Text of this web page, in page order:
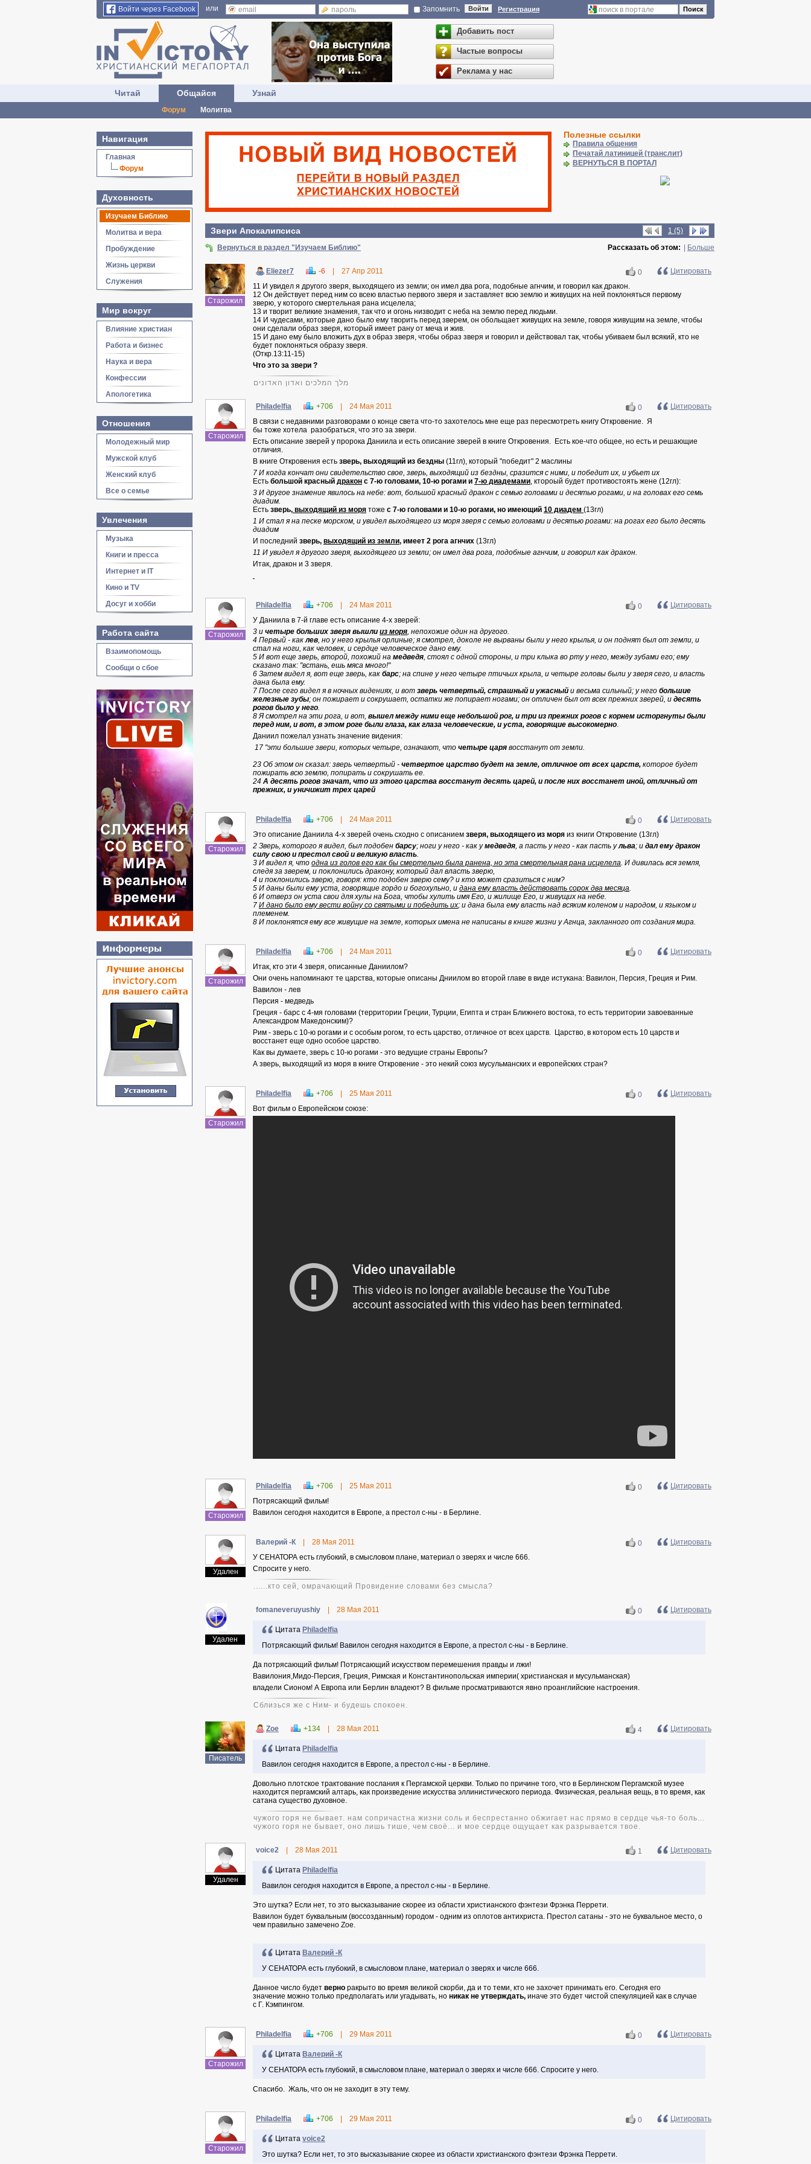
Войти через Facebook или Запомнить Войти Регистрация Поиск
Добавить пост
Частые вопросы
Реклама у нас
Читай Общайся
Форум Молитва
Узнай
Навигация
Главная
Форум
Духовность
Изучаем Библию
Молитва и вера
Пробуждение
Жизнь церкви
Служения
Мир вокруг
Влияние христиан
Работа и бизнес
Наука и вера
Конфессии
Апологетика
Отношения
Молодежный мир
Мужской клуб
Женский клуб
Все о семье
Увлечения
Музыка
Книги и пресса
Интернет и IT
Кино и TV
Досуг и хобби
Работа сайта
Взаимопомощь
Сообщи о сбое
Полезные ссылки
Правила общения
Печатай латиницей (транслит)
ВЕРНУТЬСЯ В ПОРТАЛ
Звери Апокалипсиса
1 (5)
Вернуться в раздел "Изучаем Библию"
Больше
Рассказать об этом:
Старожил
Eliezer7 -6 27 Апр 2011 0
Цитировать
11 И увидел я другого зверя, выходящего из земли; он имел два рога, подобные агнчим, и говорил как дракон.
12 Он действует перед ним со всею властью первого зверя и заставляет всю землю и живущих на ней поклоняться первому
зверю, у которого смертельная рана исцелела;
13 и творит великие знамения, так что и огонь низводит с неба на землю перед людьми.
14 И чудесами, которые дано было ему творить перед зверем, он обольщает живущих на земле, говоря живущим на земле, чтобы
они сделали образ зверя, который имеет рану от меча и жив.
15 И дано ему было вложить дух в образ зверя, чтобы образ зверя и говорил и действовал так, чтобы убиваем был всякий, кто не
будет поклоняться образу зверя.
(Откр.13:11-15)
Что это за звери ?
מלך המלכים ואדון האדונים
Старожил
Philadelfia +706 24 Мая 2011 0
Цитировать
В связи с недавними разговорами о конце света что-то захотелось мне еще раз пересмотреть книгу Откровение. Я
бы тоже хотела разобраться, что это за звери.
Есть описание зверей у пророка Даниила и есть описание зверей в книге Откровения. Есть кое-что общее, но есть и решающие
отличия.
В книге Откровения есть зверь, выходящий из бездны (11гл), который "победит" 2 маслины
7 И когда кончат они свидетельство свое, зверь, выходящий из бездны, сразится с ними, и победит их, и убьет их
Есть большой красный дракон с 7-ю головами, 10-ю рогами и 7-ю диадемами, ктороый будет противостоять жене (12гл):
3 И другое знамение явилось на небе: вот, большой красный дракон с семью головами и десятью рогами, и на головах его семь
диадим.
Есть зверь, выходящий из моря тоже с 7-ю головами и 10-ю рогами, но имеющий 10 диадем (13гл)
1 И стал я на песке морском, и увидел выходящего из моря зверя с семью головами и десятью рогами: на рогах его было десять
диадим
И последний зверь, выходящий из земли, имеет 2 рога агнчих (13гл)
11 И увидел я другого зверя, выходящего из земли; он имел два рога, подобные агнчим, и говорил как дракон.
Итак, дракон и 3 зверя.
Старожил
Philadelfia +706 24 Мая 2011 0
Цитировать
У Даниила в 7-й главе есть описание 4-х зверей:
3 и четыре больших зверя вышли из моря, непохожие один на другого.
4 Первый - каклев, но у него крылья орлиные; я смотрел, доколе не вырваны были у него крылья, и он поднят был от земли, и
стал на ноги, как человек, и сердце человеческое дано ему.
5 И вот еще зверь, второй, похожий на медведя, стоял с одной стороны, и три клыка во рту у него, между зубами его; ему
сказано так: "встань, ешь мяса много!"
6 Затем видел я, вот еще зверь, как барс; на спине у него четыре птичьих крыла, и четыре головы были у зверя сего, и власть
дана была ему.
7 После сего видел я в ночных видениях, и вот зверь четвертый, страшный и ужасный и весьма сильный; у него большие
железные зубы; он пожирает и сокрушает, остатки же попирает ногами; он отличен был от всех прежних зверей, и десять
рогов было у него.
8 Я смотрел на эти рога, и вот, вышел между ними еще небольшой рог, и три из прежних рогов с корнем исторгнуты были
перед ним, и вот, в этом роге были глаза, как глаза человеческие, и уста, говорящие высокомерно.
Даниил пожелал узнать значение видения:
17 "эти большие звери, которых четыре, означают, что четыре царя восстанут от земли.
23 Об этом он сказал: зверь четвертый - четвертое царство будет на земле, отличное от всех царств, которое будет
пожирать всю землю, попирать и сокрушать ее.
24 А десять рогов значат, что из этого царства восстанут десять царей, и после них восстанет иной, отличный от
прежних, и уничижит трех царей
Старожил
Philadelfia +706 24 Мая 2011 0
Цитировать
Это описание Даниила 4-х зверей очень сходно с описанием зверя, выходящего из моря из книги Откровение (13гл)
2 Зверь, которого я видел, был подобен барсу; ноги у него - как умедведя, а пасть у него - как пасть ульва; и дал ему дракон
силу свою и престол свой и великую власть.
3 И видел я, что одна из голов его как бы смертельно была ранена, но эта смертельная рана исцелела. И дивилась вся земля,
следя за зверем, и поклонились дракону, который дал власть зверю,
4 и поклонились зверю, говоря: кто подобен зверю сему? и кто может сразиться с ним?
5 И даны были ему уста, говорящие гордо и богохульно, и дана ему власть действовать сорок два месяца.
6 И отверз он уста свои для хулы на Бога, чтобы хулить имя Его, и жилище Его, и живущих на небе.
7 И дано было ему вести войну со святыми и победить их; и дана была ему власть над всяким коленом и народом, и языком и
племенем.
8 И поклонятся ему все живущие на земле, которых имена не написаны в книге жизни у Агнца, закланного от создания мира.
Старожил
Philadelfia +706 24 Мая 2011 0
Цитировать
Итак, кто эти 4 зверя, описанные Даниилом?
Они очень напоминают те царства, которые описаны Дниилом во второй главе в виде истукана: Вавилон, Персия, Греция и Рим.
Вавилон - лев
Персия - медведь
Греция - барс с 4-мя головами (территории Греции, Турции, Египта и стран Ближнего востока, то есть территории завоеванные
Александром Македонским)?
Рим - зверь с 10-ю рогами и с особым рогом, то есть царство, отличное от всех царств. Царство, в котором есть 10 царств и
восстанет еще одно особое царство.
Как вы думаете, зверь с 10-ю рогами - это ведущие страны Европы?
А зверь, выходящий из моря в книге Откровение - это некий союз мусульманских и европейских стран?
Старожил
Philadelfia +706 25 Мая 2011 0
Цитировать
Вот фильм о Европейском союзе:
Старожил
Philadelfia +706 25 Мая 2011 0
Цитировать
Потрясающий фильм!
Вавилон сегодня находится в Европе, а престол с-ны - в Берлине.
Удален
Валерий -К 28 Мая 2011 0
Цитировать
У СЕНАТОРА есть глубокий, в смысловом плане, материал о зверях и числе 666.
Спросите у него.
......кто сей, омрачающий Провидение словами без смысла?
Удален
fomaneveruyushiy 28 Мая 2011 0 Цитировать
Цитата Philadelfia
Потрясающий фильм! Вавилон сегодня находится в Европе, а престол с-ны - в Берлине.
Да потрясающий фильм! Потрясающий искусством перемешения правды и лжи!
Вавилония,Мидо-Персия, Греция, Римская и Константинопольская империи( христианская и мусульманская)
владели Сионом! А Европа или Берлин владеют? В фильме просматриваются явно проанглийские настроения.
Сблизься же с Ним- и будешь спокоен.
Писатель
Zoe +134 28 Мая 2011 4 Цитировать
Цитата Philadelfia
Вавилон сегодня находится в Европе, а престол с-ны - в Берлине.
Довольно плотское трактование послания к Пергамской церкви. Только по причине того, что в Берлинском Пергамской музее
находится пергамский алтарь, как произведение искусства эллинистического периода. Физическая, реальная вещь, в то время, как
сатана существо духовное.
чужого горя не бывает. нам сопричастна жизни соль и беспрестанно обжигает нас прямо в сердце чья-то боль...
чужого горя не бывает, оно лишь тише, чем своё... и мое сердце ощущает как разрывается твое.
Удален
voice2 28 Мая 2011 1 Цитировать
Цитата Philadelfia
Вавилон сегодня находится в Европе, а престол с-ны - в Берлине.
Это шутка? Если нет, то это высказывание скорее из области христианского фэнтези Фрэнка Перрети.
Вавилон будет буквальным (воссозданным) городом - одним из оплотов антихриста. Престол сатаны - это не буквальное место, о
чем правильно замечено Zoe.
Цитата Валерий -К
У СЕНАТОРА есть глубокий, в смысловом плане, материал о зверях и числе 666.
Данное число будет верно ракрыто во время великой скорби, да и то теми, кто не захочет принимать его. Сегодня его
значение можно только предполагать или угадывать, но никак не утверждать, иначе это будет чистой спекуляцией как в случае
с Г. Кэмпингом.
Старожил
Philadelfia +706 29 Мая 2011 0 Цитировать
Цитата Валерий -К
У СЕНАТОРА есть глубокий, в смысловом плане, материал о зверях и числе 666. Спросите у него.
Cпасибо. Жаль, что он не заходит в эту тему.
Старожил
Philadelfia +706 29 Мая 2011 0 Цитировать
Цитата voice2
Это шутка? Если нет, то это высказывание скорее из области христианского фэнтези Фрэнка Перрети.